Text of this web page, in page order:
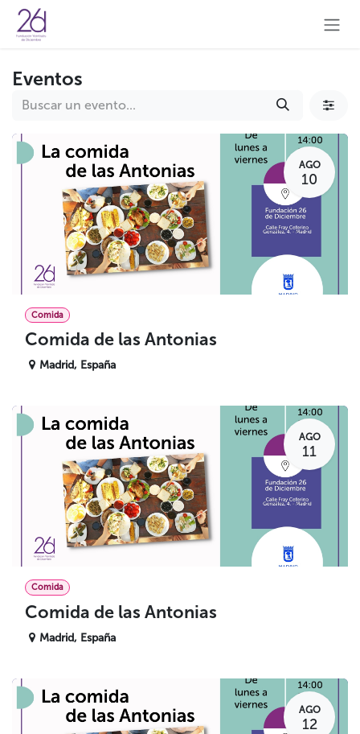
Ir al contenido
Eventos
AGO
10
Comida
Comida de las Antonias
Madrid, España
AGO
11
Comida
Comida de las Antonias
Madrid, España
AGO
12